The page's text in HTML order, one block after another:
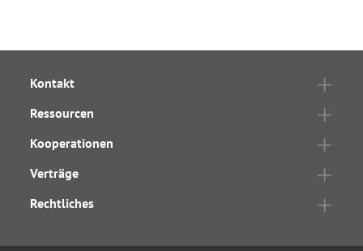
Kontakt
Ressourcen
Kooperationen
Verträge
Rechtliches